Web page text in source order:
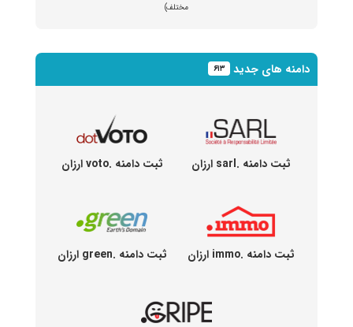
مختلف)
دامنه های جدید ۶۱۳
ثبت دامنه .sarl ارزان ثبت دامنه .voto ارزان
ثبت دامنه .immo ارزان ثبت دامنه .green ارزان